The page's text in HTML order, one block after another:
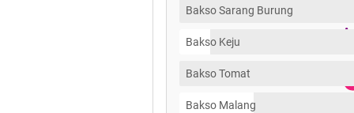
Thank buat Kaskuser
Bakso Sarang Burung
Bakso Keju
Bakso Tomat
Bakso Malang